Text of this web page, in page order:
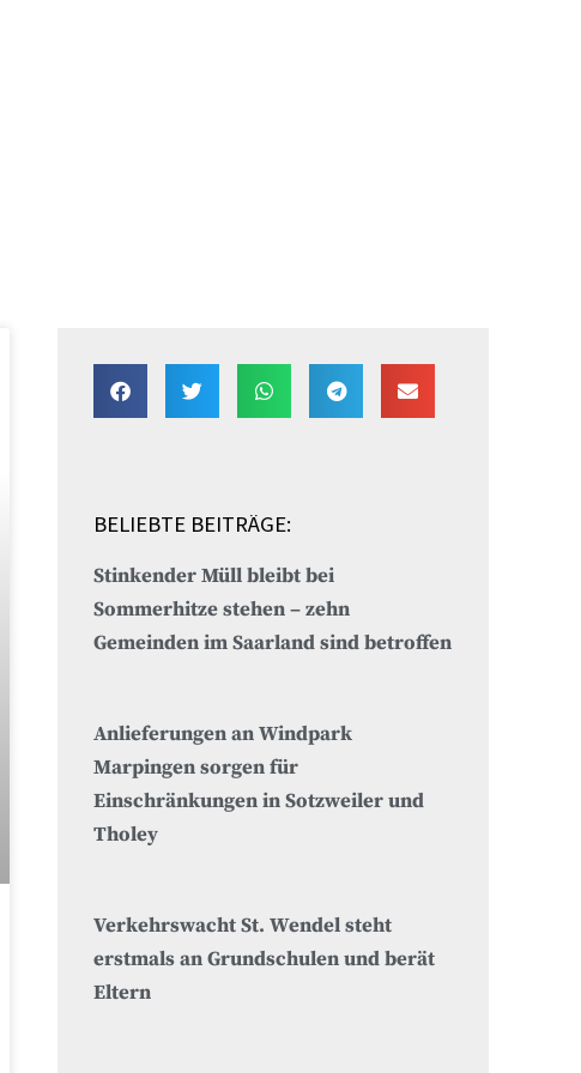
BELIEBTE BEITRÄGE:
Stinkender Müll bleibt bei
Sommerhitze stehen – zehn
Gemeinden im Saarland sind betroffen
Anlieferungen an Windpark
Marpingen sorgen für
Einschränkungen in Sotzweiler und
Tholey
Verkehrswacht St. Wendel steht
erstmals an Grundschulen und berät
Eltern